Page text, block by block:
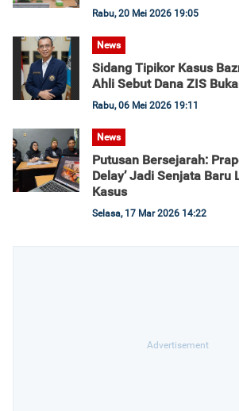
Rabu, 20 Mei 2026 19:05
News
Sidang Tipikor Kasus
Ahli Sebut Dana ZIS
Rabu, 06 Mei 2026 19:11
News
Putusan Bersejarah:
Delay’ Jadi Senjata Baru
Kasus
Selasa, 17 Mar 2026 14:22